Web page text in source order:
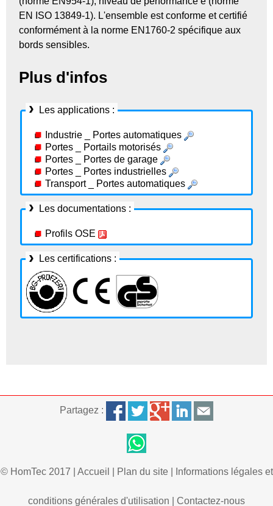
EN ISO 13849-1). L'ensemble est conforme et certifié
conformément à la norme EN1760-2 spécifique aux
bords sensibles.
Plus d'infos
Les applications :
Industrie _ Portes automatiques
Portes _ Portails motorisés
Portes _ Portes de garage
Portes _ Portes industrielles
Transport _ Portes automatiques
Les documentations :
Profils OSE
Les certifications :
Partagez :
© HomTec 2017 | Accueil Plan du site| Informations légales et
conditions générales d'utilisation Contactez-nous